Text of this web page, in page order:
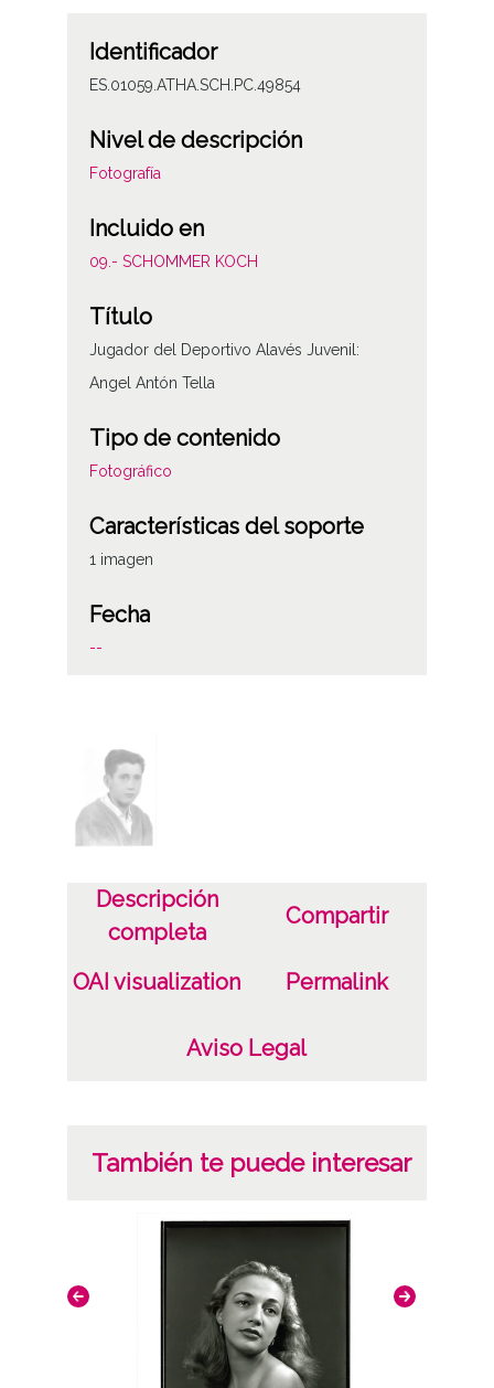
Identificador
ES.01059.ATHA.SCH.PC.49854
Nivel de descripción
Fotografía
Incluido en
09.- SCHOMMER KOCH
Título
Jugador del Deportivo Alavés Juvenil:
Angel Antón Tella
Tipo de contenido
Fotográfico
Características del soporte
1 imagen
Fecha
--
Licencia de las imágenes
CC BY-NC-SA 4.0
Descripción
completa
Compartir
OAI visualization Permalink
Aviso Legal
También te puede interesar